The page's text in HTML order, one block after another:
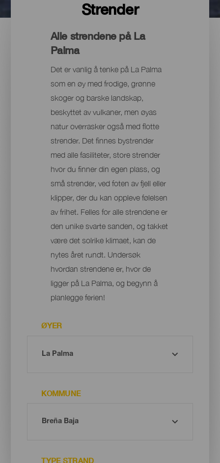
Strender
Alle strendene på La
Palma
Det er vanlig å tenke på La Palma
som en øy med frodige, grønne
skoger og barske landskap,
beskyttet av vulkaner, men øyas
natur overrasker også med flotte
strender. Det finnes bystrender
med alle fasiliteter, store strender
hvor du finner din egen plass, og
små strender, ved foten av fjell eller
klipper, der du kan oppleve følelsen
av frihet. Felles for alle strendene er
den unike svarte sanden, og takket
være det solrike klimaet, kan de
nytes året rundt. Undersøk
hvordan strendene er, hvor de
ligger på La Palma, og begynn å
planlegge ferien!
ØYER
KOMMUNE
TYPE STRAND